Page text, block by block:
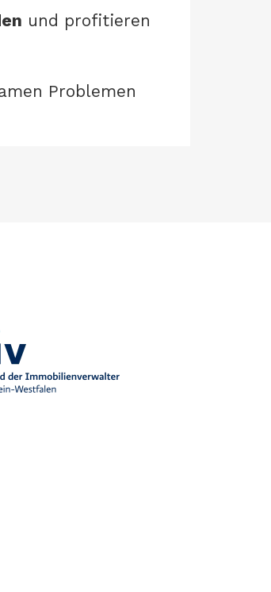
und profitieren
Problemen